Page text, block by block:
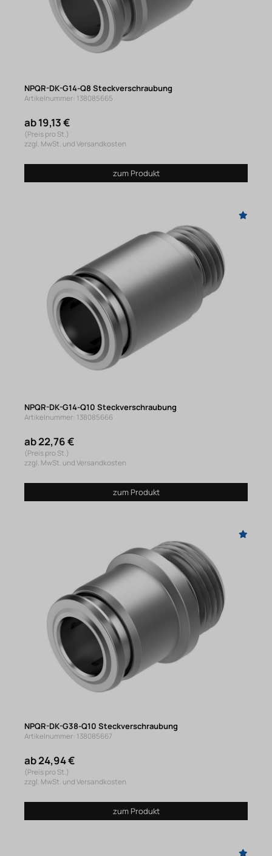
NPQR-DK-G14-Q8 Steckverschraubung
Artikelnummer: 138085665
ab 19,13 €
(Preis pro St.)
zzgl. MwSt. und Versandkosten
zum Produkt
NPQR-DK-G14-Q10 Steckverschraubung
Artikelnummer: 138085666
ab 22,76 €
(Preis pro St.)
zzgl. MwSt. und Versandkosten
zum Produkt
NPQR-DK-G38-Q10 Steckverschraubung
Artikelnummer: 138085667
ab 24,94 €
(Preis pro St.)
zzgl. MwSt. und Versandkosten
zum Produkt